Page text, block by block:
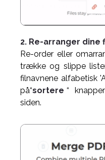
2. Re-arranger dine
Re-order eller
trække og slippe
filnavnene alfabetisk
på“sortere “
siden.